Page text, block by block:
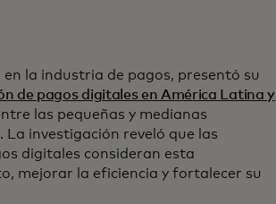
la industria de pagos, presentó su
de pagos digitales en América Latina y
las pequeñas y medianas
investigación reveló que las
digitales consideran esta
mejorar la eficiencia y fortalecer su